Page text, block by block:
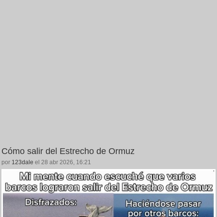
Cómo salir del Estrecho de Ormuz
por 123dale el 28 abr 2026, 16:21